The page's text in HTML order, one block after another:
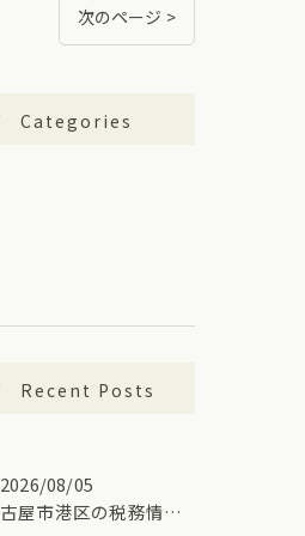
次のページ >
Categories
Recent Posts
2026/08/05
名古屋市港区の税務情報と相続税の相談先を一度に分かりやすく整理